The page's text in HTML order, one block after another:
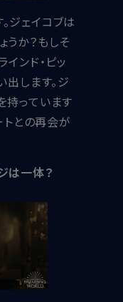
ジェイコブは
うか？もしそ
インド・ピッ
します。ジ
持っています
トとの再会が
は一体？